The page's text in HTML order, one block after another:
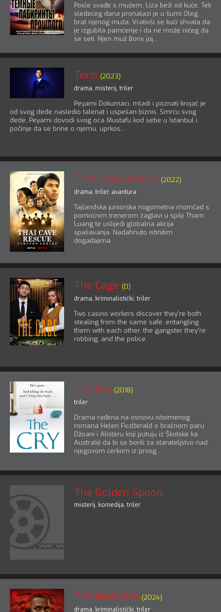
Posle svađe s mužem, Liza beži od kuće. Tek
sledećeg dana pronalazi je u šumi Oleg,
brat njenog muža. Vrativši se kući shvata da
je izgubila pamćenje i da ne može ničeg da
se seti. Njen muž Boris joj...
Terzi (2023)
drama, misterij, triler
Peyami Dokumacı, mladi i poznati krojač je
od svog dede nasledio talenat i uspešan biznis. Smrću svog
dede, Peyami dovodi svog oca Mustafu kod sebe u Istanbul i
počinje da se brine o njemu, uprkos...
Thai Cave Rescue (2022)
drama, triler, avantura
Tajlandska juniorska nogometna momčad s
pomoćnim trenerom zaglavi u spilji Tham
Luang te uslijedi globalna akcija
spašavanja. Nadahnuto istinitim
događajima.
The Cage (0)
drama, kriminalistički, triler
Two casino workers discover they're both
stealing from the same safe, entangling
them with each other, the gangster they're
robbing, and the police.
The Cry (2018)
triler
Drama rađena na osnovu istoimenog
romana Helen Ficdžerald o bračnom paru
Džoani i Alisteru koji putuju iz Škotske ka
Australiji da bi se borili za starateljstvo nad
njegovom ćerkom iz prvog...
The Golden Spoon
misterij, komedija, triler
The Madness (2024)
drama, kriminalistički, triler